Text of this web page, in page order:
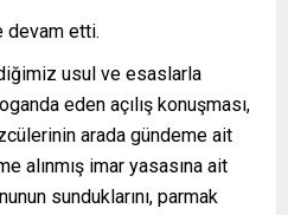
devam etti.
usul ve esaslarla
eden açılış konuşması,
arada gündeme ait
alınmış imar yasasına ait
sunduklarını, parmak